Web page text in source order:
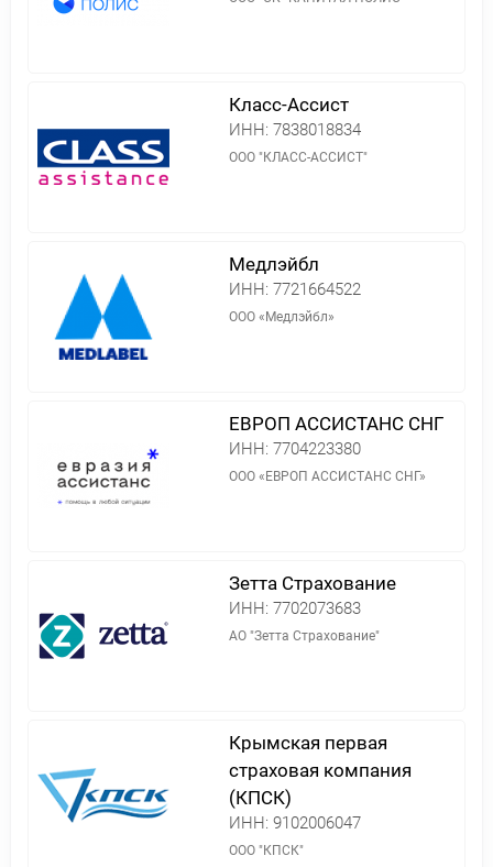
Класс-Ассист
ИНН: 7838018834
ООО "КЛАСС-АССИСТ"
Медлэйбл
ИНН: 7721664522
ООО «Медлэйбл»
ЕВРОП АССИСТАНС СНГ
ИНН: 7704223380
ООО «ЕВРОП АССИСТАНС СНГ»
Зетта Страхование
ИНН: 7702073683
АО "Зетта Страхование"
Крымская первая
страховая компания
(КПСК)
ИНН: 9102006047
ООО "КПСК"